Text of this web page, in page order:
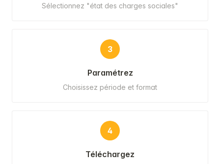
Sélectionnez "état des charges sociales"
3
Paramétrez
Choisissez période et format
4
Téléchargez